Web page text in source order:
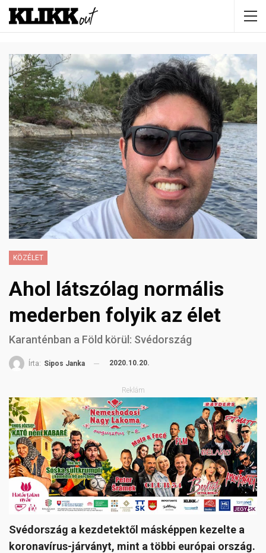
KÖZÉLET
Ahol látszólag normális
mederben folyik az élet
Karanténban a Föld körül: Svédország
Írta: Sipos Janka 2020.10.20.
Reklám
Svédország a kezdetektől másképpen kezelte a
koronavírus-járványt, mint a többi európai ország.